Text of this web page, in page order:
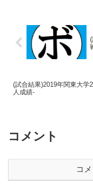
(試合結果)2019年関東大学
人成績-
コメント
コ